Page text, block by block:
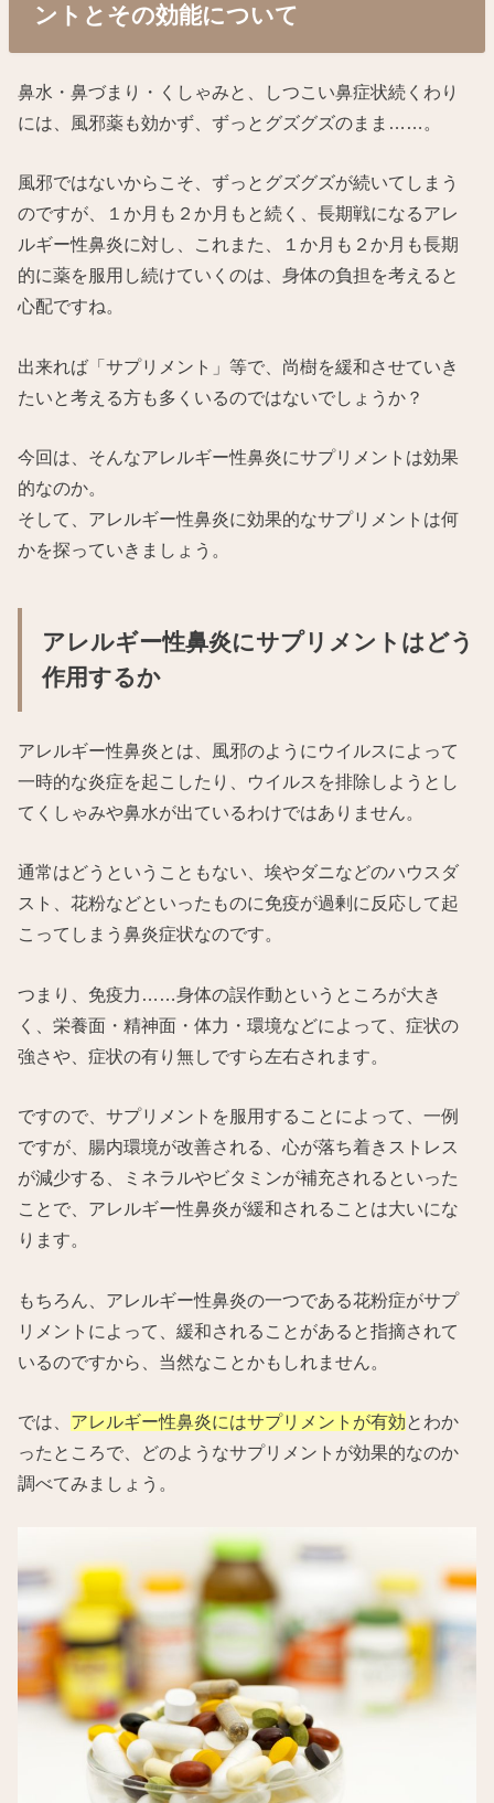
ントとその効能について
鼻水・鼻づまり・くしゃみと、しつこい鼻症状続くわり
には、風邪薬も効かず、ずっとグズグズのまま……。
風邪ではないからこそ、ずっとグズグズが続いてしまう
のですが、１か月も２か月もと続く、長期戦になるアレ
ルギー性鼻炎に対し、これまた、１か月も２か月も長期
的に薬を服用し続けていくのは、身体の負担を考えると
心配ですね。
出来れば「サプリメント」等で、尚樹を緩和させていき
たいと考える方も多くいるのではないでしょうか？
今回は、そんなアレルギー性鼻炎にサプリメントは効果
的なのか。
そして、アレルギー性鼻炎に効果的なサプリメントは何
かを探っていきましょう。
アレルギー性鼻炎にサプリメントはどう
作用するか
アレルギー性鼻炎とは、風邪のようにウイルスによって
一時的な炎症を起こしたり、ウイルスを排除しようとし
てくしゃみや鼻水が出ているわけではありません。
通常はどうということもない、埃やダニなどのハウスダ
スト、花粉などといったものに免疫が過剰に反応して起
こってしまう鼻炎症状なのです。
つまり、免疫力……身体の誤作動というところが大き
く、栄養面・精神面・体力・環境などによって、症状の
強さや、症状の有り無しですら左右されます。
ですので、サプリメントを服用することによって、一例
ですが、腸内環境が改善される、心が落ち着きストレス
が減少する、ミネラルやビタミンが補充されるといった
ことで、アレルギー性鼻炎が緩和されることは大いにな
ります。
もちろん、アレルギー性鼻炎の一つである花粉症がサプ
リメントによって、緩和されることがあると指摘されて
いるのですから、当然なことかもしれません。
では、 アレルギー性鼻炎にはサプリメントが有効とわか
ったところで、どのようなサプリメントが効果的なのか
調べてみましょう。